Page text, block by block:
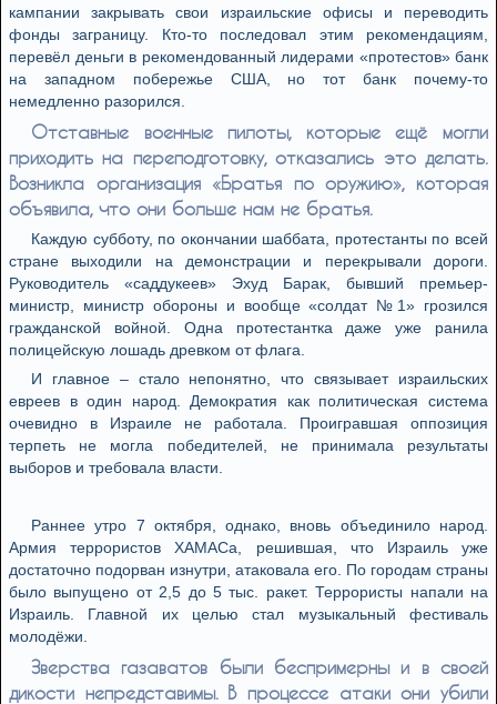
кампании закрывать свои израильские офисы и переводить
фонды заграницу. Кто-то последовал этим рекомендациям,
перевёл деньги в рекомендованный лидерами «протестов» банк
на западном побережье США, но тот банк почему-то
немедленно разорился.
Отставные военные пилоты, которые ещё могли
приходить на переподготовку, отказались это делать.
Возникла организация «Братья по оружию», которая
объявила, что они больше нам не братья.
Каждую субботу, по окончании шаббата, протестанты по всей
стране выходили на демонстрации и перекрывали дороги.
Руководитель «саддукеев» Эхуд Барак, бывший премьер-
министр, министр обороны и вообще «солдат №1» грозился
гражданской войной. Одна протестантка даже уже ранила
полицейскую лошадь древком от флага.
И главное – стало непонятно, что связывает израильских
евреев в один народ. Демократия как политическая система
очевидно в Израиле не работала. Проигравшая оппозиция
терпеть не могла победителей, не принимала результаты
выборов и требовала власти.
Раннее утро 7 октября, однако, вновь объединило народ.
Армия террористов ХАМАСа, решившая, что Израиль уже
достаточно подорван изнутри, атаковала его. По городам страны
было выпущено от 2,5 до 5 тыс. ракет. Террористы напали на
Израиль. Главной их целью стал музыкальный фестиваль
молодёжи.
Зверства газаватов были беспримерны и в своей
дикости непредставимы. В процессе атаки они убили